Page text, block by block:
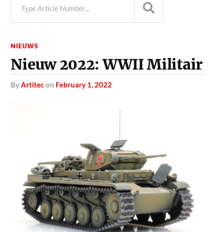
NIEUWS
Nieuw 2022: WWII Militair
byArtitecon February 1, 2022